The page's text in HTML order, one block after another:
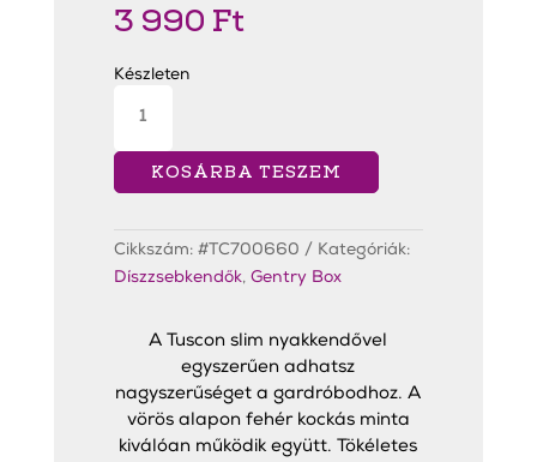
3 990 Ft
Készleten
Díszzsebkendő
KOSÁRBA TESZEM
Cikkszám: #TC700660
Kategóriák:
Díszzsebkendők, Gentry Box
A Tuscon slim nyakkendővel
egyszerűen adhatsz
nagyszerűséget a gardróbodhoz. A
vörös alapon fehér kockás minta
kiválóan működik együtt. Tökéletes